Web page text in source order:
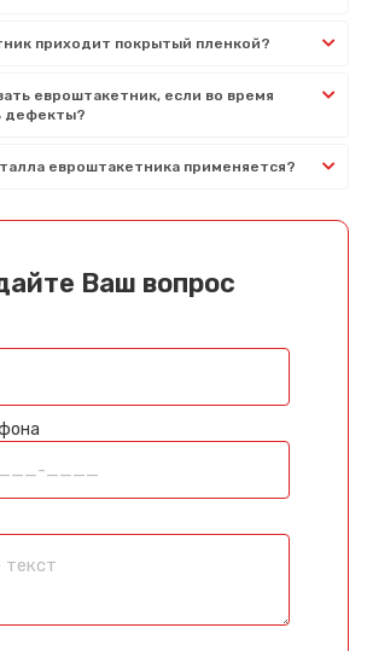
приходит покрытый пленкой?
евроштакетник, если во время
дефекты?
евроштакетника применяется?
Ваш вопрос